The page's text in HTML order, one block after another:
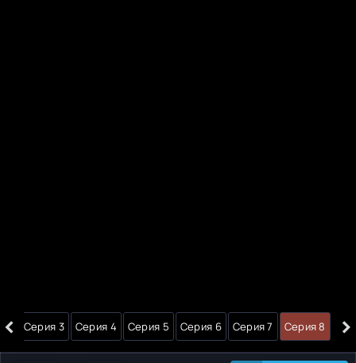
‹
2 Серия 3 Серия 4 Серия 5 Серия 6 Серия 7 Серия 8 ›